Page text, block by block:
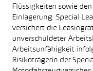
Flüssigkeiten sowie
Einlagerung. Special
versichert die
unverschuldeter
Arbeitsunfähigkeit
Risikoträgerin der